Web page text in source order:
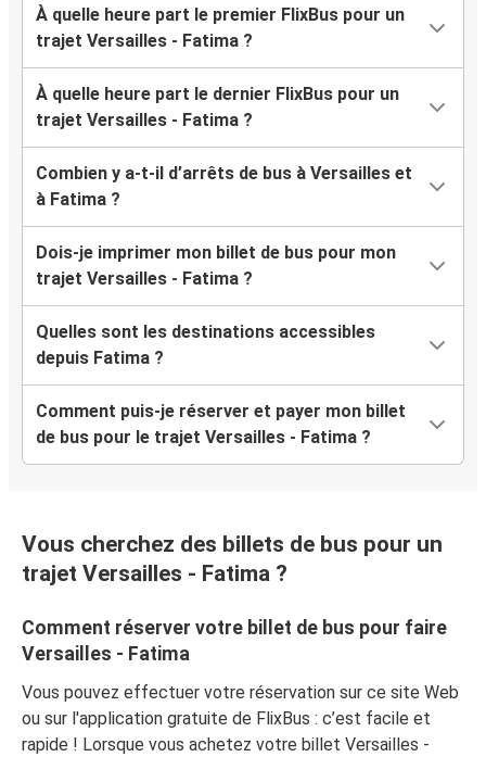
À quelle heure part le premier FlixBus pour un
trajet Versailles - Fatima ?
À quelle heure part le dernier FlixBus pour un
trajet Versailles - Fatima ?
Combien y a-t-il d’arrêts de bus à Versailles et
à Fatima ?
Dois-je imprimer mon billet de bus pour mon
trajet Versailles - Fatima ?
Quelles sont les destinations accessibles
depuis Fatima ?
Comment puis-je réserver et payer mon billet
de bus pour le trajet Versailles - Fatima ?
Vous cherchez des billets de bus pour un
trajet Versailles - Fatima ?
Comment réserver votre billet de bus pour faire
Versailles - Fatima
Vous pouvez effectuer votre réservation sur ce site Web
ou sur l'application gratuite de FlixBus : c’est facile et
rapide ! Lorsque vous achetez votre billet Versailles -